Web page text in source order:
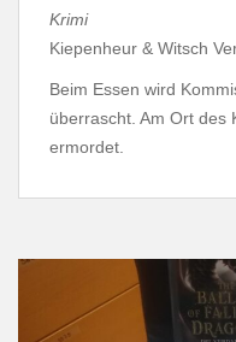
Krimi 320
Kiepenheur & Witsch
Beim Essen wird
überrascht. Am Ort des
ermordet.